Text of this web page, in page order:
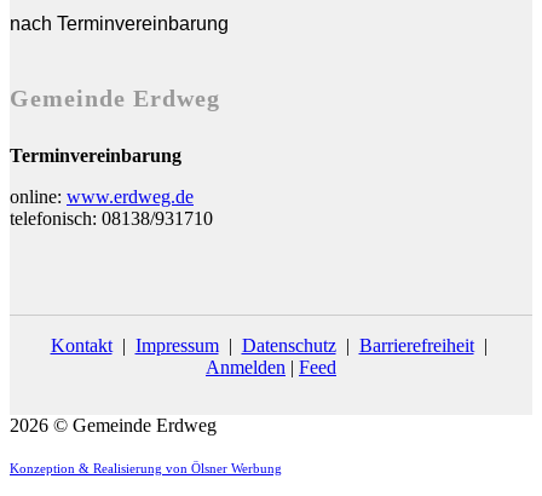
nach Terminvereinbarung
Gemeinde Erdweg
Terminvereinbarung
online: www.erdweg.de
telefonisch: 08138/931710
Kontakt| Impressum| Datenschutz| Barrierefreiheit|
Anmelden | Feed
2026 © Gemeinde Erdweg
Konzeption & Realisierung von Ölsner Werbung